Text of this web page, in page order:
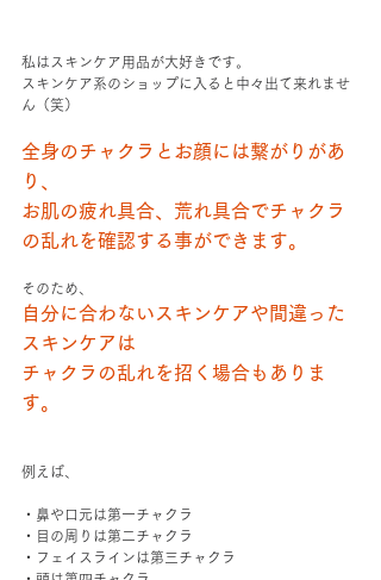
私はスキンケア用品が大好きです。
スキンケア系のショップに入ると中々出て来れませ
ん（笑）
全身のチャクラとお顔には繋がりがあ
り、
お肌の疲れ具合、荒れ具合でチャクラ
の乱れを確認する事ができます。
そのため、
自分に合わないスキンケアや間違った
スキンケアは
チャクラの乱れを招く場合もありま
す。
例えば、
・鼻や口元は第一チャクラ
・目の周りは第二チャクラ
・フェイスラインは第三チャクラ